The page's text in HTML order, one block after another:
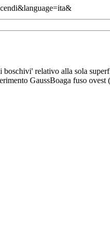
relativo alla sola
GaussBoaga fuso ovest